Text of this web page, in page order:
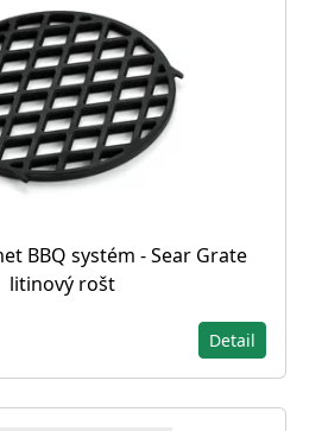
BBQ systém - Sear Grate
litinový rošt
Detail